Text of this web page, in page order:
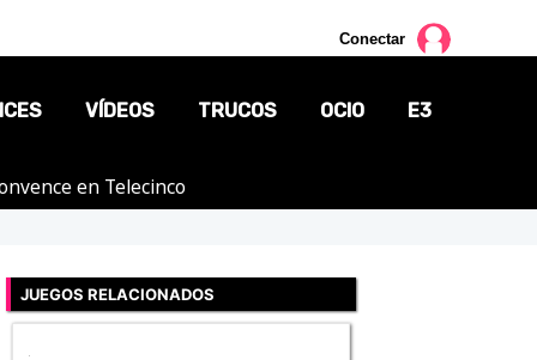
Conectar
VÍDEOS TRUCOS OCIO E3
en Telecinco
JUEGOS RELACIONADOS